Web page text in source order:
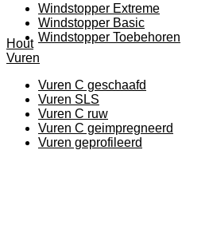
Windstopper Extreme
Windstopper Basic
Windstopper Toebehoren
Hout
Vuren
Vuren C geschaafd
Vuren SLS
Vuren C ruw
Vuren C geimpregneerd
Vuren geprofileerd